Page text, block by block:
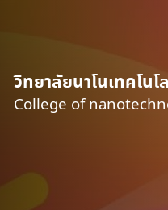
วิทยาลัยนาโนเทคโน
College of